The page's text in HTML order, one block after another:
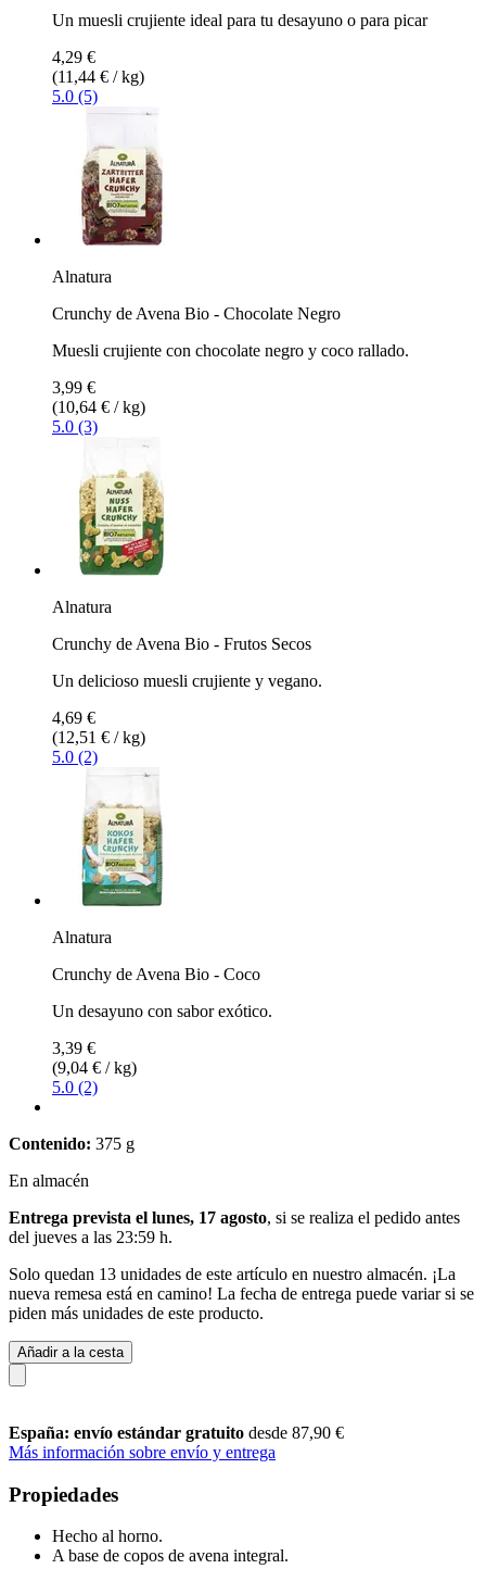
Un muesli crujiente ideal para tu desayuno o para picar
4,29 €
(11,44 € / kg)
5.0 (5)
Alnatura
Crunchy de Avena Bio - Chocolate Negro
Muesli crujiente con chocolate negro y coco rallado.
3,99 €
(10,64 € / kg)
5.0 (3)
Alnatura
Crunchy de Avena Bio - Frutos Secos
Un delicioso muesli crujiente y vegano.
4,69 €
(12,51 € / kg)
5.0 (2)
Alnatura
Crunchy de Avena Bio - Coco
Un desayuno con sabor exótico.
3,39 €
(9,04 € / kg)
5.0 (2)
Contenido: 375 g
En almacén
Entrega prevista el lunes, 17 agosto, si se realiza el pedido antes
del jueves a las 23:59 h.
Solo quedan 13 unidades de este artículo en nuestro almacén. ¡La
nueva remesa está en camino! La fecha de entrega puede variar si se
piden más unidades de este producto.
Añadir a la cesta
España: envío estándar gratuito desde 87,90 €
Más información sobre envío y entrega
Propiedades
Hecho al horno.
A base de copos de avena integral.